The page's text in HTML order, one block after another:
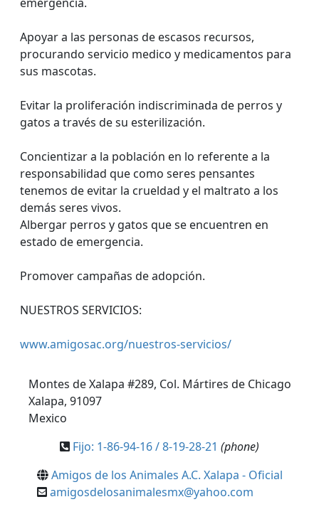
Apoyar a las personas de escasos recursos,
procurando servicio medico y medicamentos para
sus mascotas.
Evitar la proliferación indiscriminada de perros y
gatos a través de su esterilización.
Concientizar a la población en lo referente a la
responsabilidad que como seres pensantes
tenemos de evitar la crueldad y el maltrato a los
demás seres vivos.
Albergar perros y gatos que se encuentren en
estado de emergencia.
Promover campañas de adopción.
NUESTROS SERVICIOS:
www.amigosac.org/nuestros-servicios/
Montes de Xalapa #289, Col. Mártires de Chicago
Xalapa, 91097
Mexico
Fijo: 1-86-94-16 / 8-19-28-21 (phone)
Amigos de los Animales A.C. Xalapa - Oficial
amigosdelosanimalesmx@yahoo.com